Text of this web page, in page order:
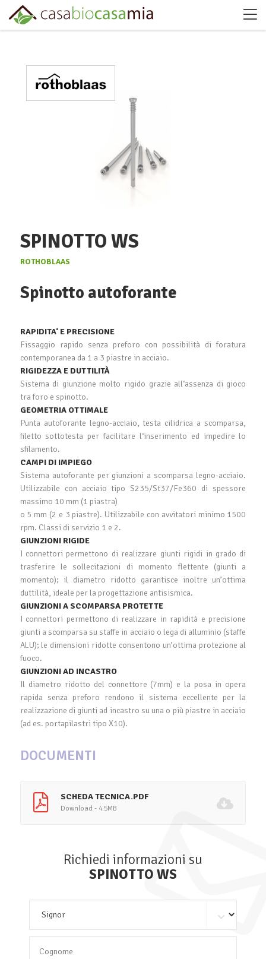
SPINOTTO WS
ROTHOBLAAS
Spinotto autoforante
RAPIDITA‘ E PRECISIONE
Fissaggio rapido senza preforo con possibilità di foratura
contemporanea da 1 a 3 piastre in acciaio.
RIGIDEZZA E DUTTILITÀ
Sistema di giunzione molto rigido grazie all‘assenza di gioco
tra foro e spinotto.
GEOMETRIA OTTIMALE
Punta autoforante legno-acciaio, testa cilidrica a scomparsa,
filetto sottotesta per facilitare l‘inserimento ed impedire lo
sfilamento.
CAMPI DI IMPIEGO
Sistema autoforante per giunzioni a scomparsa legno-acciaio.
Utilizzabile con acciaio tipo S235/St37/Fe360 di spessore
massimo 10 mm (1 piastra)
o 5 mm (2 e 3 piastre). Utilizzabile con avvitatori minimo 1500
rpm. Classi di servizio 1 e 2.
GIUNZIONI RIGIDE
I connettori permettono di realizzare giunti rigidi in grado di
trasferire le sollecitazioni di momento flettente (giunti a
momento); il diametro ridotto garantisce inoltre un’ottima
duttilità, ideale per la progettazione antisismica.
GIUNZIONI A SCOMPARSA PROTETTE
I connettori permettono di realizzare in rapidità e precisione
giunti a scomparsa su staffe in acciaio o lega di alluminio (staffe
ALU); le dimensioni ridotte consentono un’ottima protezione al
fuoco.
GIUNZIONI AD INCASTRO
Il diametro ridotto del connettore (7mm) e la posa in opera
rapida senza preforo rendono il sistema eccellente per la
realizzazione di giunti ad incastro su una o più piastre in acciaio
(ad es. portapilastri tipo X10).
DOCUMENTI
SCHEDA TECNICA.PDF
Download - 4.5MB
Richiedi informazioni su
SPINOTTO WS